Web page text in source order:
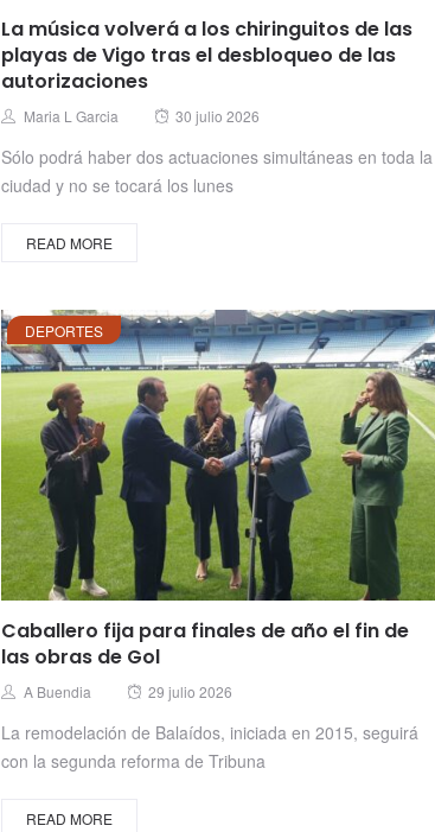
La música volverá a los chiringuitos de las
playas de Vigo tras el desbloqueo de las
autorizaciones
Author
Maria L Garcia
Posted
30 julio 2026
Sólo podrá haber dos actuaciones simultáneas en toda la
ciudad y no se tocará los lunes
READ MORE
DEPORTES
Caballero fija para finales de año el fin de
las obras de Gol
Author
A Buendia
Posted
29 julio 2026
La remodelación de Balaídos, iniciada en 2015, seguirá
con la segunda reforma de Tribuna
READ MORE